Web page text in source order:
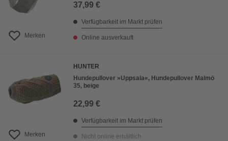
Merken
37,99 €
Verfügbarkeit im Markt prüfen
Online ausverkauft
Merken
HUNTER
Hundepullover »Uppsala«, Hundepullover Malmö
35, beige
22,99 €
Verfügbarkeit im Markt prüfen
Nicht online erhältlich